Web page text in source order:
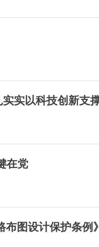
实以科技创新支
在党
图设计保护条例》